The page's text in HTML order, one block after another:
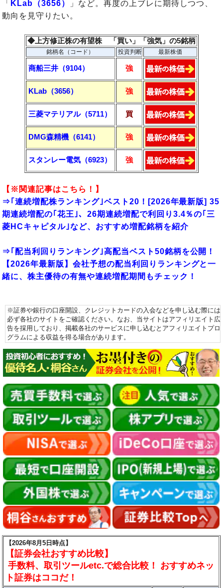
「 KLab（3656）
」など。再度の上ブレに期待しつつ、
動向を見守りたい。
◆上方修正株の有望株 「買い」「強気」の5銘柄
銘柄名（コード） 投資判断 最新株価
商船三井（9104） 強
KLab（3656） 強
三菱マテリアル（5711） 買
DMG森精機（6141） 強
スタンレー電気（6923） 強
【※関連記事はこちら！】
⇒｢連続増配株ランキング｣ベスト20！[2026年最新版] 35
期連続増配の｢花王｣、26期連続増配で利回り3.4％の｢三
菱HCキャピタル｣など、おすすめ増配銘柄を紹介
⇒｢配当利回りランキング｣高配当ベスト50銘柄を公開！
【2026年最新版】会社予想の配当利回りランキングと一
緒に、株主優待の有無や連続増配期間もチェック！
※証券や銀行の口座開設、クレジットカードの入会などを申し込む際には
必ず各社のサイトをご確認ください。なお、当サイトはアフィリエイト広
告を採用しており、掲載各社のサービスに申し込むとアフィリエイトプロ
グラムによる収益を得る場合があります。
【2026年8月5日時点】
【証券会社おすすめ比較】
手数料、取引ツールetc.で総合比較！ おすすめネッ
ト証券はココだ！